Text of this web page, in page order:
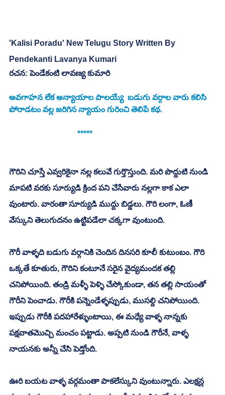
'Kalisi Poradu' New Telugu Story Written By
Pendekanti Lavanya Kumari
రచన: పెండేకంటి లావణ్య కుమారి
అవగాహన లేక అన్యాయాల పాలయ్యే  బడుగు వర్గాల వారు కలిసి
పోరాడటం వల్ల జరిగిన న్యాయం గురించి తెలిపే కథ.
                                  *****
గౌరిని చూస్తే ఎవ్వరికైనా నల్ల కలువే గుర్తొస్తుంది. మరి పొద్దుటి నుండి
మాపటి వరకు సూర్యుడి క్రింద పని చేసేవారు నల్లగా కాక ఎలా
వుంటారు. వారంతా సూర్యుడి ముద్దు బిడ్డలు. గౌరి లంగా, ఓణీ
వేస్కుని తెలుగుదనం ఉట్టిపడేలా చక్కగా వుంటుంది.
గౌరీ వాళ్ళది బడుగు వర్గానికి చెందిన దినసరి కూలీ కుటుంబం. గౌరి
ఒక్కతే కూతురు, గౌరిని కంటూనే సరైన వైద్యమందక తల్లి
చనిపోయింది. తండ్రి మళ్ళీ పెళ్ళి చేస్కోకుండా, తన తల్లి సాయంతో
గౌరీని పెంచాడు. గౌరీకి పన్నెండేళ్ళప్పుడు, ముసల్ది చనిపోయింది.
ఇప్పుడు గౌరీకి పదహారేళ్ళుంటాయి, ఈ మధ్యే వాళ్ళ నాన్నకు
పక్షవాతమొచ్చి మంచం పట్టాడు. అప్పటి నుండి గౌరీనే, వాళ్ళ
నాయనకు అన్నీ చేసి పెడ్తోంది.
ఊరి బయట వాళ్ళ వర్గమంతా పాకలేస్కుని వుంటున్నారు. ఎలక్షన్ల